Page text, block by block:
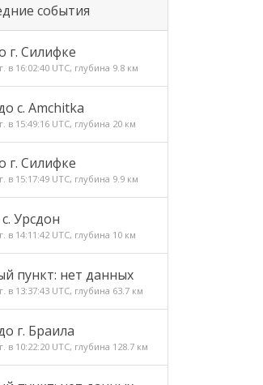
события
г. Силифке
в 16:02:40 UTC, глубина 9.8 км
с. Amchitka
в 15:49:16 UTC, глубина 20 км
г. Силифке
в 15:17:49 UTC, глубина 9.9 км
Урсдон
в 14:11:42 UTC, глубина 10 км
пункт: нет данных
в 13:37:43 UTC, глубина 63.7 км
г. Браила
в 10:22:20 UTC, глубина 128.7 км